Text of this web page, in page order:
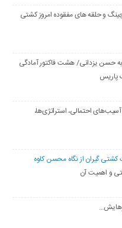
و حلقه های مفقوده امروز کشتی
حسن یزدانی/ هشت فاکتور آمادگی
پاریس
احتمالی، استراتژی‌ها،
گیران از نگاه محسن کاوه
و اهمیت آن